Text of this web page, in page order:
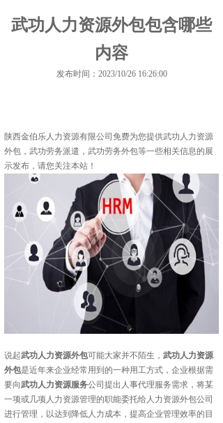
武功人力资源外包包含哪些
内容
发布时间：2023/10/26 16:26:00
陕西金伯乐人力资源有限公司免费为您提供武功人力资源
外包 ，武功劳务派遣，武功劳务外包等一些相关信息的展
示发布，请您关注本站！
说起武功人力资源外包可能大家并不陌生，武功人力资源
外包是近年来企业经常用到的一种用工方式，企业根据需
要向武功人力资源服务公司提出人事代理服务需求，将某
一项或几项人力资源管理的职能委托给人力资源外包公司
进行管理，以达到降低人力成本，提高企业管理效率的目